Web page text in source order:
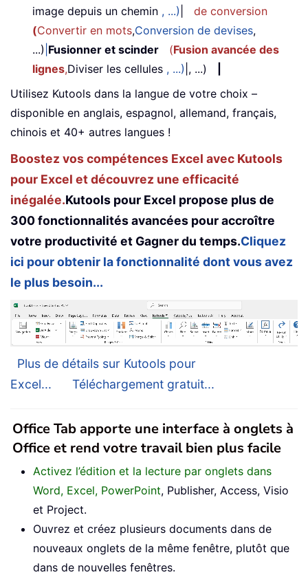
image depuis un chemin , ...)
de conversion
(Convertir en mots,Conversion de devises,
...) Fusionner et scinder (Fusion avancée des
lignes,Diviser les cellules , ...) |, ...)
Utilisez Kutools dans la langue de votre choix –
disponible en anglais, espagnol, allemand, français,
chinois et 40+ autres langues !
Boostez vos compétences Excel avec Kutools
pour Excel et découvrez une efficacité
inégalée.Kutools pour Excel propose plus de
300 fonctionnalités avancées pour accroître
votre productivité et Gagner du temps.Cliquez
ici pour obtenir la fonctionnalité dont vous avez
le plus besoin...
Plus de détails sur Kutools pour
Excel...
Téléchargement gratuit...
Office Tab apporte une interface à onglets à
Office et rend votre travail bien plus facile
Activez l’édition et la lecture par onglets dans
Word, Excel, PowerPoint, Publisher, Access, Visio
et Project.
Ouvrez et créez plusieurs documents dans de
nouveaux onglets de la même fenêtre, plutôt que
dans de nouvelles fenêtres.